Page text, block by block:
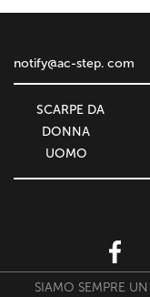
SCARPE DA
DONNA
UOMO
notify@ac-step. com
SIAMO SEMPRE